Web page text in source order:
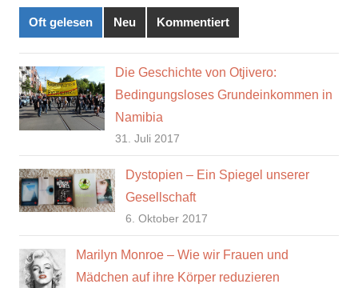
Oft gelesen Neu Kommentiert
Die Geschichte von Otjivero:
Bedingungsloses Grundeinkommen in
Namibia
31. Juli 2017
Dystopien – Ein Spiegel unserer
Gesellschaft
6. Oktober 2017
Marilyn Monroe – Wie wir Frauen und
Mädchen auf ihre Körper reduzieren